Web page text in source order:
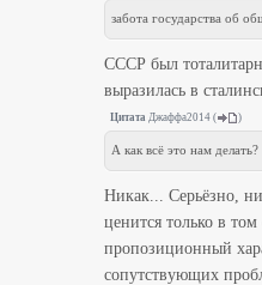
забота государства об
СССР был
выразилась в
Цитата Джаффа2014 ( )
А как всё это нам делать?
Никак... Серьёзно,
ценится только в
пропозиционный
сопутствующих